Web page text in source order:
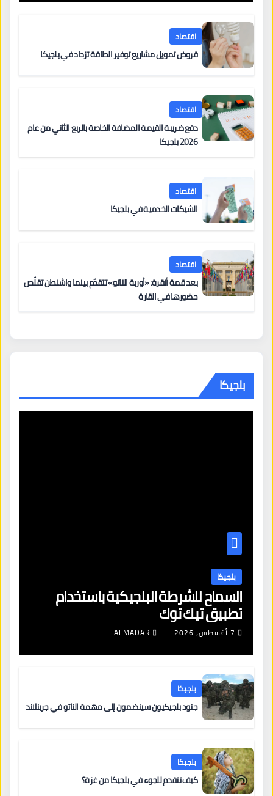
اقتصاد
قروض تمويل مشاريع توفير الطاقة تزداد في بلجيكا
اقتصاد
دفع ضريبة القيمة المضافة الخاصة بالربع الثاني من عام
2026 بلجيكا
اقتصاد
الشيكات الخدمية في بلجيكا
اقتصاد
بعد قمة أنقرة: «أوربة الناتو» تتقدّم بينما واشنطن تقلّص
حضورها في القارة
بلجيكا
بلجيكا
السماح للشرطة البلجيكية باستخدام
تطبيق تيك توك
7 أغسطس، 2026 ALMADAR
بلجيكا
جنود بلجيكيون سينضمون إلى مهمة الناتو في جرينلاند
بلجيكا
كيف تتقدم للجوء في بلجيكا من غزة؟